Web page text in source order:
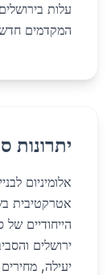
עלות
המקדמים
יתרונות
אלומיניום
הייחודיים
ירושלים
יעילה,